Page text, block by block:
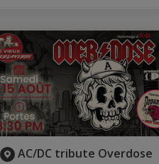
AC/DC tribute Overdose